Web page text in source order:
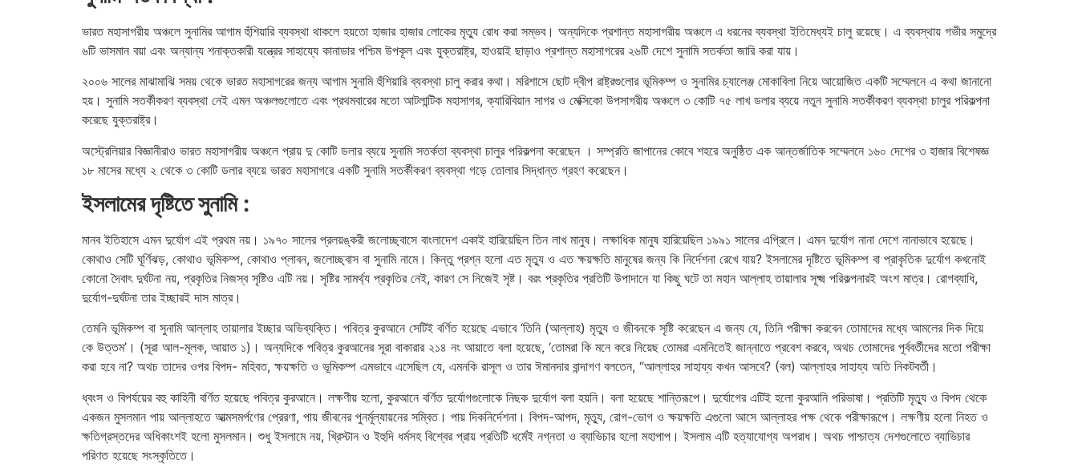
ভারত মহাসাগরীয় অঞ্চলে সুনামির আগাম হুঁশিয়ারি ব্যবস্থা থাকলে হয়তো হাজার হাজার লোকের মৃত্যু রোধ করা সম্ভব। অন্যদিকে প্রশান্ত মহাসাগরীয় অঞ্চলে এ ধরনের ব্যবস্থা ইতিমেধ্যই চালু রয়েছে। এ ব্যবস্থায় গভীর সমুদ্রে
৬টি ভাসমান বয়া এবং অন্যান্য শনাক্তকারী যন্ত্রের সাহায্যে কানাডার পশ্চিম উপকূল এবং যুক্তরাষ্ট্র, হাওয়াই ছাড়াও প্রশান্ত মহাসাগরের ২৬টি দেশে সুনামি সতর্কতা জারি করা যায়।
২০০৬ সালের মাঝামাঝি সময় থেকে ভারত মহাসাগরের জন্য আগাম সুনামি হুঁশিয়ারি ব্যবস্থা চালু করার কথা। মরিশাসে ছোট দ্বীপ রাষ্ট্রগুলোর ভূমিকম্প ও সুনামির চ্যালেঞ্জ মোকাবিলা নিয়ে আয়োজিত একটি সম্মেলনে এ কথা জানানো
হয়। সুনামি সতর্কীকরণ ব্যবস্থা নেই এমন অঞ্চলগুলোতে এবং প্রথমবারের মতো আটলান্টিক মহাসাগর, ক্যারিবিয়ান সাগর ও মেক্সিকো উপসাগরীয় অঞ্চলে ৩ কোটি ৭৫ লাখ ডলার ব্যয়ে নতুন সুনামি সতর্কীকরণ ব্যবস্থা চালুর পরিকল্পনা
করেছে যুক্তরাষ্ট্র।
অস্ট্রেলিয়ার বিজ্ঞানীরাও ভারত মহাসাগরীয় অঞ্চলে প্রায় দু কোটি ডলার ব্যয়ে সুনামি সতর্কতা ব্যবস্থা চালুর পরিকল্পনা করেছেন । সম্প্রতি জাপানের কোবে শহরে অনুষ্ঠিত এক আন্তর্জাতিক সম্মেলনে ১৬০ দেশের ৩ হাজার বিশেষজ্ঞ
১৮ মাসের মধ্যে ২ থেকে ৩ কোটি ডলার ব্যয়ে ভারত মহাসাগরে একটি সুনামি সতর্কীকরণ ব্যবস্থা গড়ে তোলার সিদ্ধান্ত গ্রহণ করেছেন।
ইসলামের দৃষ্টিতে সুনামি :
মানব ইতিহাসে এমন দুর্যোগ এই প্রথম নয়। ১৯৭০ সালের প্রলয়ঙ্করী জলোচ্ছ্বাসে বাংলাদেশ একাই হারিয়েছিল তিন লাখ মানুষ। লক্ষাধিক মানুষ হারিয়েছিল ১৯৯১ সালের এপ্রিলে। এমন দুর্যোগ নানা দেশে নানাভাবে হয়েছে।
কোথাও সেটি ঘূর্ণিঝড়, কোথাও ভূমিকম্প, কোথাও প্লাবন, জলোচ্ছ্বাস বা সুনামি নামে। কিন্তু প্রশ্ন হলো এত মৃত্যু ও এত ক্ষয়ক্ষতি মানুষের জন্য কি নির্দেশনা রেখে যায়? ইসলামের দৃষ্টিতে ভূমিকম্প বা প্রাকৃতিক দুর্যোগ কখনোই
কোনো দৈবাৎ দুর্ঘটনা নয়, প্রকৃতির নিজস্ব সৃষ্টিও এটি নয়। সৃষ্টির সামর্থ্য প্রকৃতির নেই, কারণ সে নিজেই সৃষ্ট। বরং প্রকৃতির প্রতিটি উপাদানে যা কিছু ঘটে তা মহান আল্লাহ তায়ালার সূক্ষ্ম পরিকল্পনারই অংশ মাত্র। রোগব্যাধি,
দুর্যোগ-দুর্ঘটনা তার ইচ্ছারই দাস মাত্র।
তেমনি ভূমিকম্প বা সুনামি আল্লাহ তায়ালার ইচ্ছার অভিব্যক্তি। পবিত্র কুরআনে সেটিই বর্ণিত হয়েছে এভাবে ‘তিনি (আল্লাহ) মৃত্যু ও জীবনকে সৃষ্টি করেছেন এ জন্য যে, তিনি পরীক্ষা করবেন তোমাদের মধ্যে আমলের দিক দিয়ে
কে উত্তম’। (সূরা আল-মূলক, আয়াত ১)। অন্যদিকে পবিত্র কুরআনের সূরা বাকারার ২১৪ নং আয়াতে বলা হয়েছে, ‘তোমরা কি মনে করে নিয়েছ তোমরা এমনিতেই জান্নাতে প্রবেশ করবে, অথচ তোমাদের পূর্ববর্তীদের মতো পরীক্ষা
করা হবে না? অথচ তাদের ওপর বিপদ- মহিবত, ক্ষয়ক্ষতি ও ভূমিকম্প এমভাবে এসেছিল যে, এমনকি রাসূল ও তার ঈমানদার বান্দাগণ বলতেন, “আল্লাহর সাহায্য কখন আসবে? (বল) আল্লাহর সাহায্য অতি নিকটবর্তী।
ধ্বংস ও বিপর্যয়ের বহু কাহিনী বর্ণিত হয়েছে পবিত্র কুরআনে। লক্ষণীয় হলো, কুরআনে বর্ণিত দুর্যোগগুলোকে নিছক দুর্যোগ বলা হয়নি। বলা হয়েছে শান্তিরূপে। দুর্যোগের এটিই হলো কুরআনি পরিভাষা। প্রতিটি মৃত্যু ও বিপদ থেকে
একজন মুসলমান পায় আল্লাহতে আত্মসমর্পণের প্রেরণা, পায় জীবনের পুনর্মূল্যায়নের সম্বিত। পায় দিকনির্দেশনা। বিপদ-আপদ, মৃত্যু, রোগ-ভোগ ও ক্ষয়ক্ষতি এগুলো আসে আল্লাহর পক্ষ থেকে পরীক্ষারূপে। লক্ষণীয় হলো নিহত ও
ক্ষতিগ্রস্তদের অধিকাংশই হলো মুসলমান। শুধু ইসলামে নয়, খ্রিস্টান ও ইহুদি ধর্মসহ বিশ্বের প্রায় প্রতিটি ধর্মেই নগ্নতা ও ব্যাভিচার হলো মহাপাপ। ইসলাম এটি হত্যাযোগ্য অপরাধ। অথচ পাশ্চাত্য দেশগুলোতে ব্যাভিচার
পরিণত হয়েছে সংস্কৃতিতে।